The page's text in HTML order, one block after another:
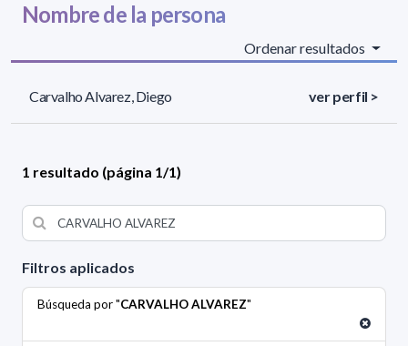
Filtros aplicados
Búsqueda por "CARVALHO ALVAREZ"
Nombre de la persona
Ordenar resultados
Carvalho Alvarez, Diego ver perfil >
1 resultado (página 1/1)